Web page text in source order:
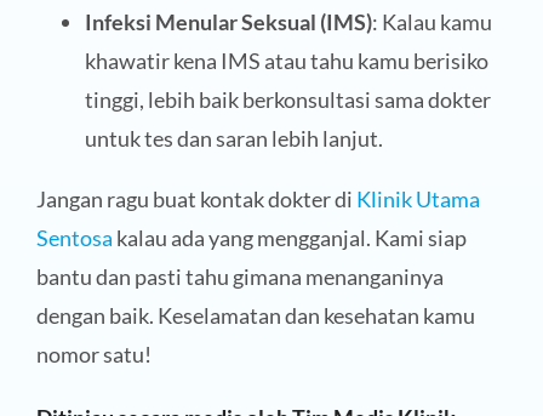
Infeksi Menular Seksual (IMS): Kalau kamu
khawatir kena IMS atau tahu kamu berisiko
tinggi, lebih baik berkonsultasi sama dokter
untuk tes dan saran lebih lanjut.
Jangan ragu buat kontak dokter di Klinik Utama
Sentosa kalau ada yang mengganjal. Kami siap
bantu dan pasti tahu gimana menanganinya
dengan baik. Keselamatan dan kesehatan kamu
nomor satu!